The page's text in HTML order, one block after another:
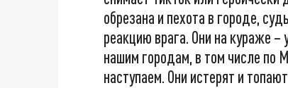
обрезана и пехота в городе,
реакцию врага. Они на кураже
нашим городам, в том числе по
наступаем. Они истерят и